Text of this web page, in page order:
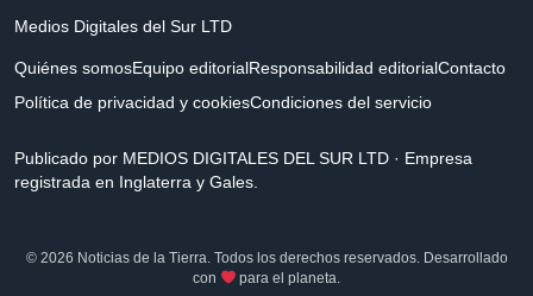
Medios Digitales del Sur LTD
Quiénes somosEquipo editorialResponsabilidad editorialContacto
Política de privacidad y cookiesCondiciones del servicio
Publicado por MEDIOS DIGITALES DEL SUR LTD · Empresa
registrada en Inglaterra y Gales.
© 2026 Noticias de la Tierra. Todos los derechos reservados. Desarrollado
con
para el planeta.